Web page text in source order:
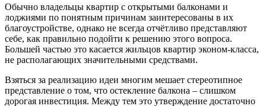
Обычно владельцы квартир с открытыми балконами и
лоджиями по понятным причинам заинтересованы в их
благоустройстве, однако не всегда отчётливо представляют
себе, как правильно подойти к решению этого вопроса.
Большей частью это касается жильцов квартир эконом-класса,
не располагающих значительными средствами.
Взяться за реализацию идеи многим мешает стереотипное
представление о том, что остекление балкона – слишком
дорогая инвестиция. Между тем это утверждение достаточно